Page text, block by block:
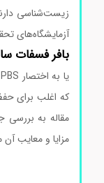
زیست‌شناسی
آزمایشگاه‌های
بافر فسفات
مقاله به بررسی
مزایا و معایب آن